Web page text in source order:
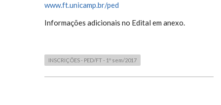
www.ft.unicamp.br/ped
Informações adicionais no Edital em anexo.
INSCRIÇÕES - PED/FT - 1º sem/2017